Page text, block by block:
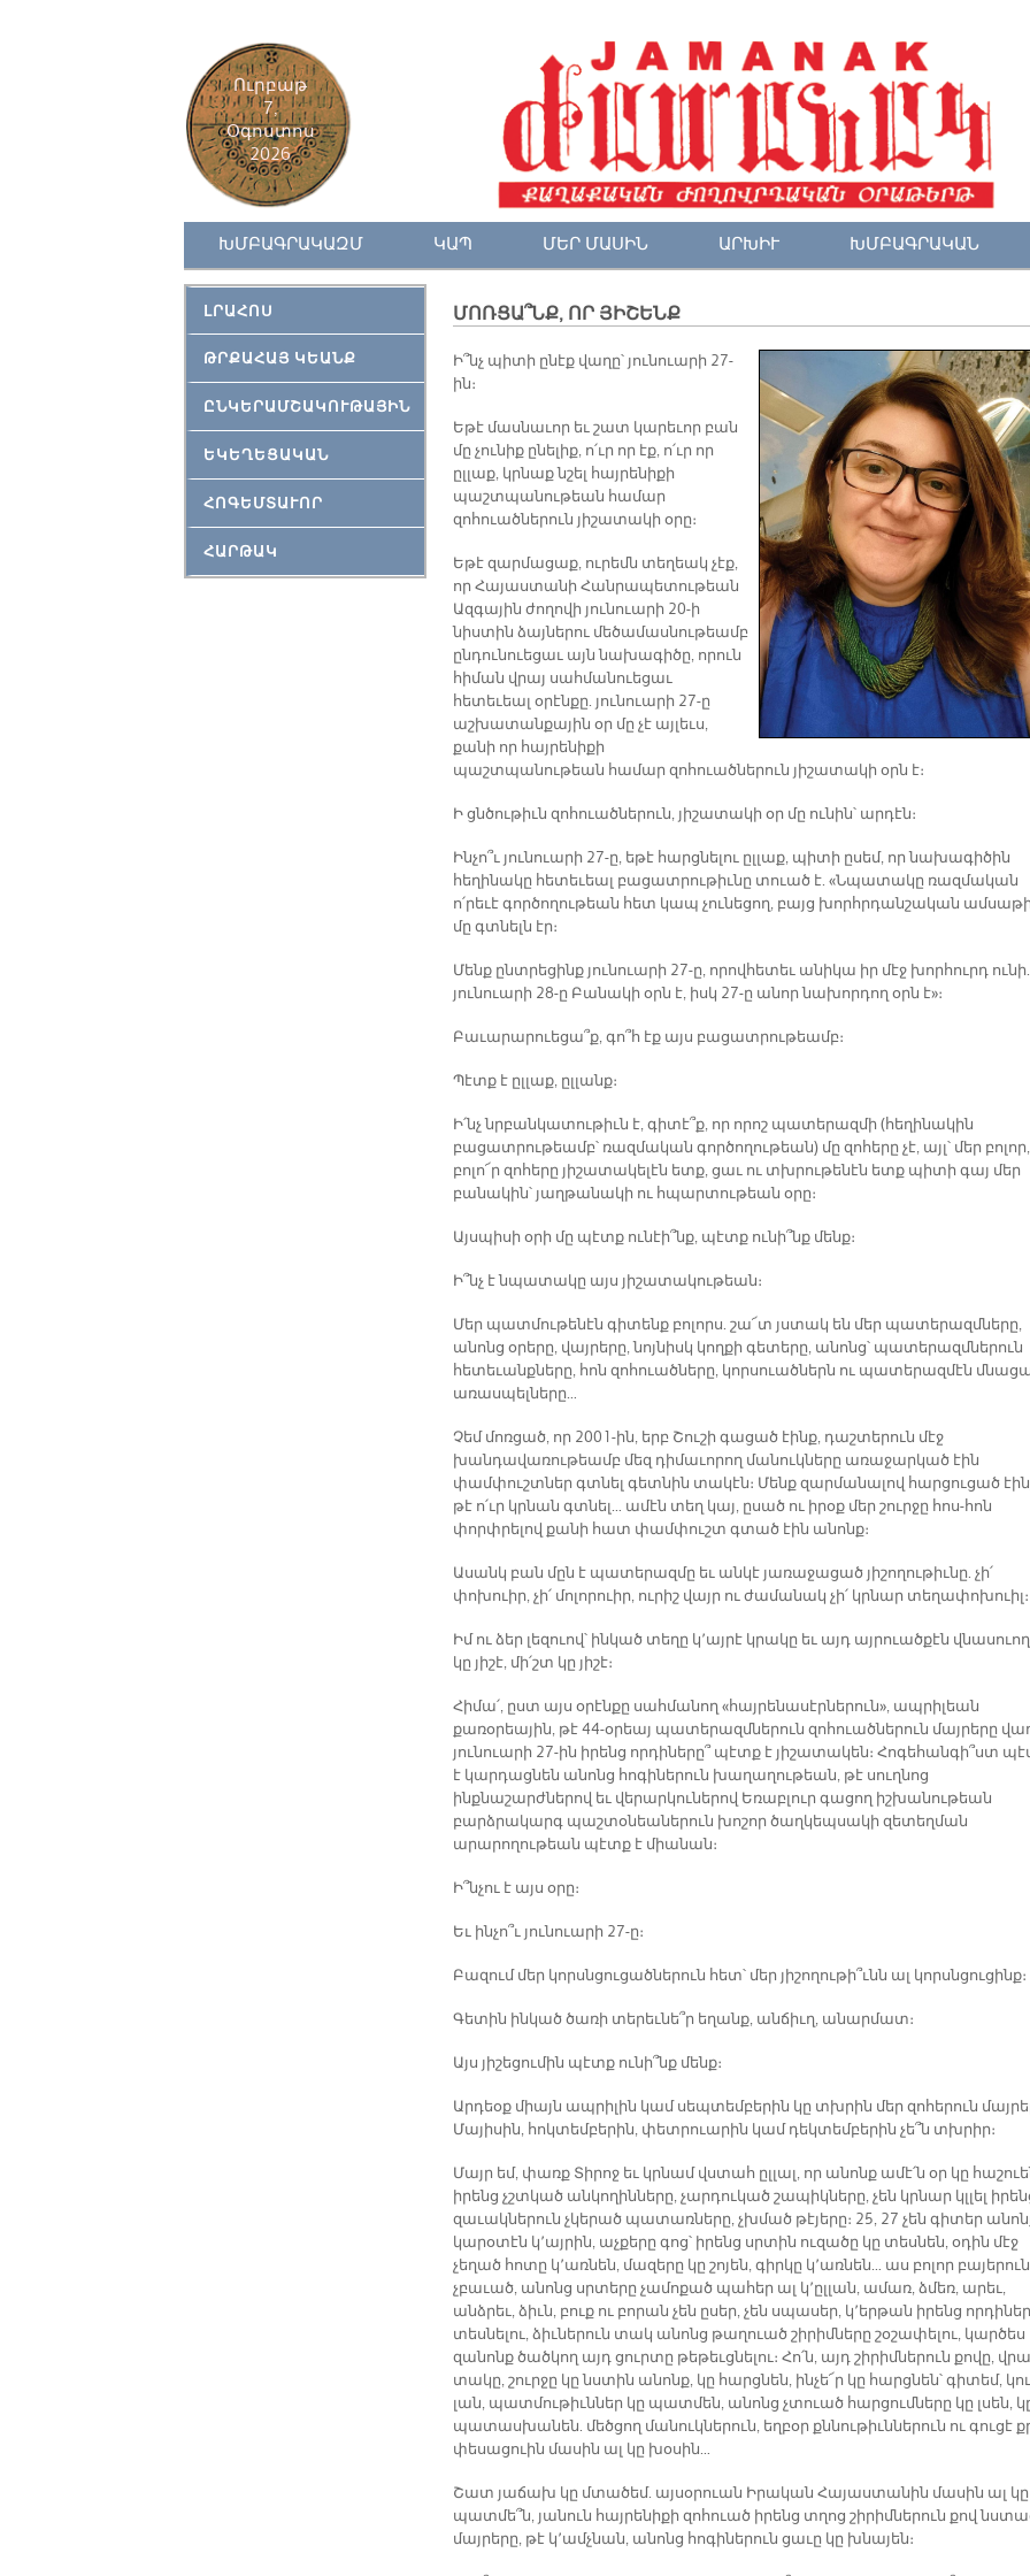
Ուրբաթ
7,
Օգոստոս
2026
ԽՄԲԱԳՐԱԿԱԶՄ ԿԱՊ ՄԵՐ ՄԱՍԻՆ ԱՐԽԻՒ ԽՄԲԱԳՐԱԿԱՆ
ԼՐԱՀՈՍ
ԹՐՔԱՀԱՅ ԿԵԱՆՔ
ԸՆԿԵՐԱՄՇԱԿՈՒԹԱՅԻՆ
ԵԿԵՂԵՑԱԿԱՆ
ՀՈԳԵՄՏԱՒՈՐ
ՀԱՐԹԱԿ
ՄՈՌՑԱ՞ՆՔ, ՈՐ ՅԻՇԵՆՔ
Ի՞նչ պիտի ընէք վաղը՝ յունուարի 27-
ին։
Եթէ մասնաւոր եւ շատ կարեւոր բան
մը չունիք ընելիք, ո՛ւր որ էք, ո՛ւր որ
ըլլաք, կրնաք նշել հայրենիքի
պաշտպանութեան համար
զոհուածներուն յիշատակի օրը։
Եթէ զարմացաք, ուրեմն տեղեակ չէք,
որ Հայաստանի Հանրապետութեան
Ազգային ժողովի յունուարի 20-ի
նիստին ձայներու մեծամասնութեամբ
ընդունուեցաւ այն նախագիծը, որուն
հիման վրայ սահմանուեցաւ
հետեւեալ օրէնքը. յունուարի 27-ը
աշխատանքային օր մը չէ այլեւս,
քանի որ հայրենիքի
պաշտպանութեան համար զոհուածներուն յիշատակի օրն է։
Ի ցնծութիւն զոհուածներուն, յիշատակի օր մը ունին՝ արդէն։
Ինչո՞ւ յունուարի 27-ը, եթէ հարցնելու ըլլաք, պիտի ըսեմ, որ նախագիծին
հեղինակը հետեւեալ բացատրութիւնը տուած է. «Նպատակը ռազմական
ո՛րեւէ գործողութեան հետ կապ չունեցող, բայց խորհրդանշական
մը գտնելն էր։
Մենք ընտրեցինք յունուարի 27-ը, որովհետեւ անիկա իր մէջ խորհուրդ ունի.
յունուարի 28-ը Բանակի օրն է, իսկ 27-ը անոր նախորդող օրն է»։
Բաւարարուեցա՞ք, գո՞հ էք այս բացատրութեամբ։
Պէտք է ըլլաք, ըլլանք։
Ի՛նչ նրբանկատութիւն է, գիտէ՞ք, որ որոշ պատերազմի (հեղինակին
բացատրութեամբ՝ ռազմական գործողութեան) մը զոհերը չէ, այլ՝ մեր բոլոր,
բոլո՜ր զոհերը յիշատակելէն ետք, ցաւ ու տխրութենէն ետք պիտի գայ մեր
բանակին՝ յաղթանակի ու հպարտութեան օրը։
Այսպիսի օրի մը պէտք ունէի՞նք, պէտք ունի՞նք մենք։
Ի՞նչ է նպատակը այս յիշատակութեան։
Մեր պատմութենէն գիտենք բոլորս. շա՜տ յստակ են մեր պատերազմները,
անոնց օրերը, վայրերը, նոյնիսկ կողքի գետերը, անոնց՝ պատերազմներուն
հետեւանքները, հոն զոհուածները, կորսուածներն ու պատերազմէն
առասպելները…
Չեմ մոռցած, որ 2001-ին, երբ Շուշի գացած էինք, դաշտերուն մէջ
խանդավառութեամբ մեզ դիմաւորող մանուկները առաջարկած էին
փամփուշտներ գտնել գետնին տակէն։ Մենք զարմանալով հարցուցած
թէ ո՛ւր կրնան գտնել… ամէն տեղ կայ, ըսած ու իրօք մեր շուրջը հոս-հոն
փորփրելով քանի հատ փամփուշտ գտած էին անոնք։
Ասանկ բան մըն է պատերազմը եւ անկէ յառաջացած յիշողութիւնը. չի՛
փոխուիր, չի՛ մոլորուիր, ուրիշ վայր ու ժամանակ չի՛ կրնար տեղափոխուիլ։
Իմ ու ձեր լեզուով՝ ինկած տեղը կ՚այրէ կրակը եւ այդ այրուածքէն
կը յիշէ, մի՛շտ կը յիշէ։
Հիմա՛, ըստ այս օրէնքը սահմանող «հայրենասէրներուն», ապրիլեան
քառօրեային, թէ 44-օրեայ պատերազմներուն զոհուածներուն մայրերը
յունուարի 27-ին իրենց որդիները՞ պէտք է յիշատակեն։ Հոգեհանգի՞ստ
է կարդացնեն անոնց հոգիներուն խաղաղութեան, թէ սուղնոց
ինքնաշարժներով եւ վերարկուներով Եռաբլուր գացող իշխանութեան
բարձրակարգ պաշտօնեաներուն խոշոր ծաղկեպսակի զետեղման
արարողութեան պէտք է միանան։
Ի՞նչու է այս օրը։
Եւ ինչո՞ւ յունուարի 27-ը։
Բազում մեր կորսնցուցածներուն հետ՝ մեր յիշողութի՞ւնն ալ կորսնցուցինք։
Գետին ինկած ծառի տերեւնե՞ր եղանք, անճիւղ, անարմատ։
Այս յիշեցումին պէտք ունի՞նք մենք։
Արդեօք միայն ապրիլին կամ սեպտեմբերին կը տխրին մեր զոհերուն
Մայիսին, հոկտեմբերին, փետրուարին կամ դեկտեմբերին չե՞ն տխրիր։
Մայր եմ, փառք Տիրոջ եւ կրնամ վստահ ըլլալ, որ անոնք ամէ՛ն օր կը
իրենց չշտկած անկողինները, չարդուկած շապիկները, չեն կրնար կլլել
զաւակներուն չկերած պատառները, չխմած թէյերը։ 25, 27 չեն գիտեր
կարօտէն կ՚այրին, աչքերը գոց՝ իրենց սրտին ուզածը կը տեսնեն, օդին մէջ
չեղած հոտը կ՚առնեն, մազերը կը շոյեն, գիրկը կ՚առնեն… աս բոլոր բայերուն
չբաւած, անոնց սրտերը չամոքած պահեր ալ կ՚ըլլան, ամառ, ձմեռ, արեւ,
անձրեւ, ձիւն, բուք ու բորան չեն ըսեր, չեն սպասեր, կ՚երթան իրենց
տեսնելու, ձիւներուն տակ անոնց թաղուած շիրիմները շօշափելու, կարծես
զանոնք ծածկող այդ ցուրտը թեթեւցնելու։ Հո՛ն, այդ շիրիմներուն քովը,
տակը, շուրջը կը նստին անոնք, կը հարցնեն, ինչե՜ր կը հարցնեն՝ գիտեմ, կու
լան, պատմութիւններ կը պատմեն, անոնց չտուած հարցումները կը լսեն,
պատասխանեն. մեծցող մանուկներուն, եղբօր քննութիւններուն ու գուցէ
փեսացուին մասին ալ կը խօսին…
Շատ յաճախ կը մտածեմ. այսօրուան Իրական Հայաստանին մասին ալ կը
պատմե՞ն, յանուն հայրենիքի զոհուած իրենց տղոց շիրիմներուն քով
մայրերը, թէ կ՚ամչնան, անոնց հոգիներուն ցաւը կը խնայեն։